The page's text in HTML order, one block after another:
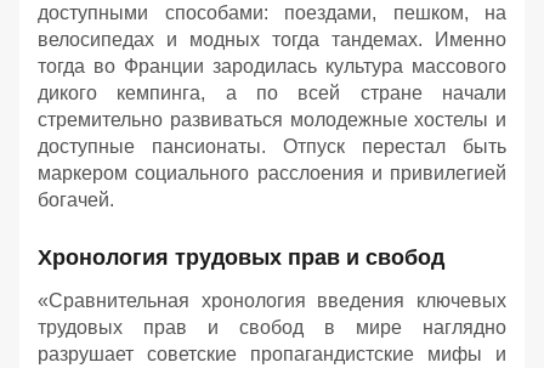
доступными способами: поездами, пешком, на
велосипедах и модных тогда тандемах. Именно
тогда во Франции зародилась культура массового
дикого кемпинга, а по всей стране начали
стремительно развиваться молодежные хостелы и
доступные пансионаты. Отпуск перестал быть
маркером социального расслоения и привилегией
богачей.
Хронология трудовых прав и свобод
«Сравнительная хронология введения ключевых
трудовых прав и свобод в мире наглядно
разрушает советские пропагандистские мифы и